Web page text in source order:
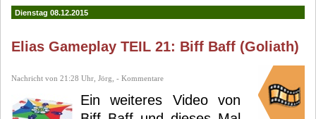
Dienstag 08.12.2015
Elias Gameplay TEIL 21: Biff Baff (Goliath)
Nachricht von 21:28 Uhr, Jörg, - Kommentare
Ein weiteres Video von